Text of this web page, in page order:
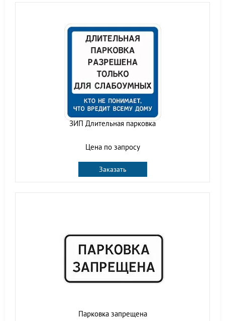
ЗИП Длительная парковка
Цена по запросу
Заказать
Парковка запрещена